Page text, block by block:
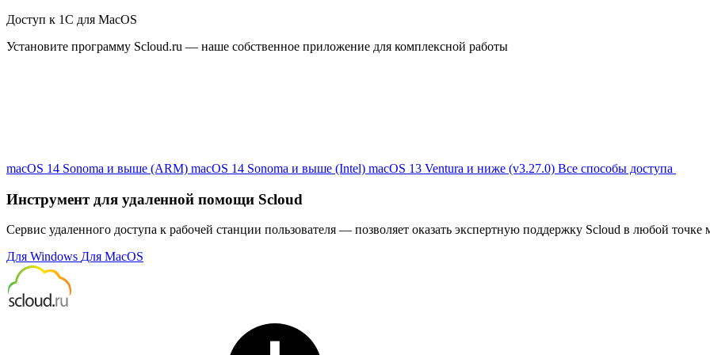
Доступ к 1С для MacOS
Установите программу Scloud.ru — наше собственное приложение для комплексной работы
macOS 14 Sonoma и выше (ARM) macOS 14 Sonoma и выше (Intel) macOS 13 Ventura и ниже (v3.27.0) Все способы доступа
Инструмент для удаленной помощи Scloud
Сервис удаленного доступа к рабочей станции пользователя — позволяет оказать экспертную поддержку Scloud в любой точке
Для Windows Для MacOS